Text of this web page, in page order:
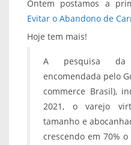
Ontem postamos a
Evitar o Abandono de
Hoje tem mais!
A pesquisa da
encomendada pelo
commerce Brasil),
2021, o varejo
tamanho e
crescendo em 70%